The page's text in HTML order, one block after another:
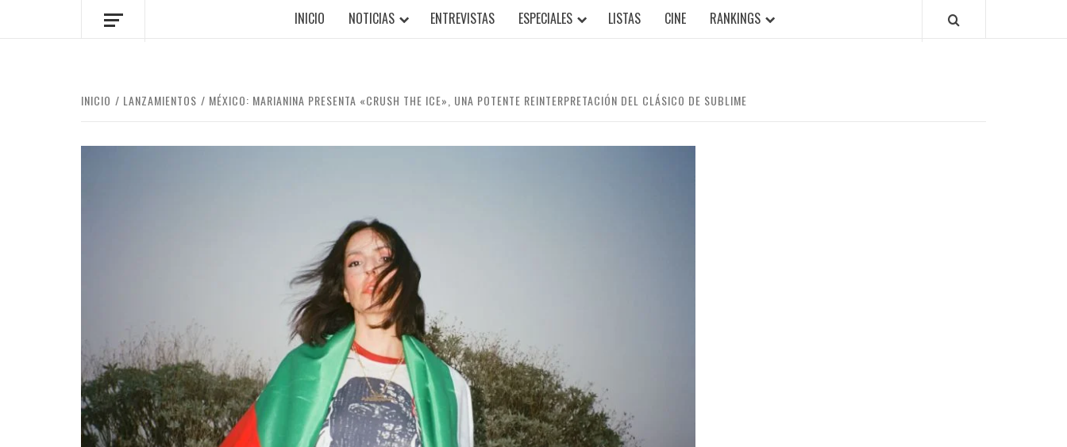
INICIO NOTICIAS ENTREVISTAS ESPECIALES LISTAS CINE RANKINGS
INICIO LANZAMIENTOS MÉXICO: MARIANINA PRESENTA «CRUSH THE ICE», UNA POTENTE REINTERPRETACIÓN DEL CLÁSICO DE SUBLIME